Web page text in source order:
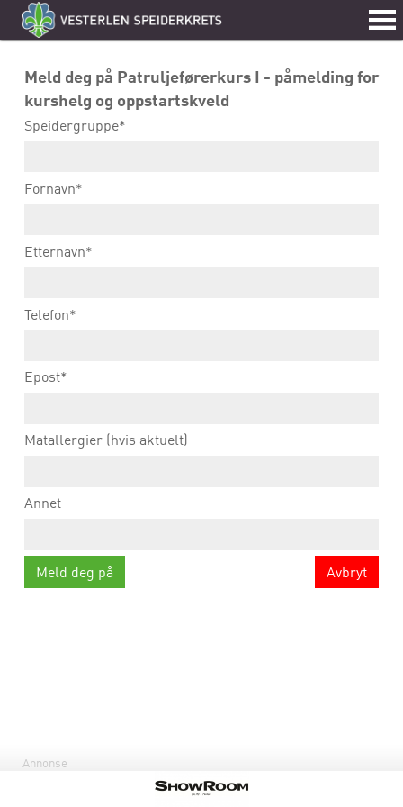
Meld deg på Patruljeførerkurs I - påmelding for
kurshelg og oppstartskveld
Speidergruppe*
Fornavn*
Etternavn*
Telefon*
Epost*
Matallergier (hvis aktuelt)
Annet
Avbryt
Annonse